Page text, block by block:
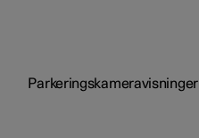
Parkeringskameravisninger